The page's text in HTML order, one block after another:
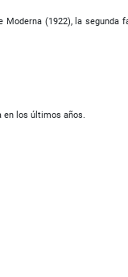
(1922), la segunda
en los últimos años.